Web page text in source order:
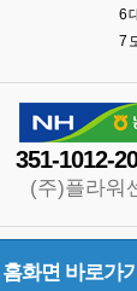
6
7
351-1012-
(주)플라워
홈화면 바로가